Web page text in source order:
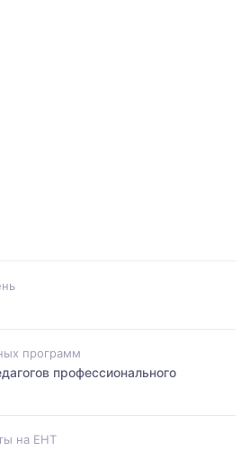
программ
профессионального
на ЕНТ